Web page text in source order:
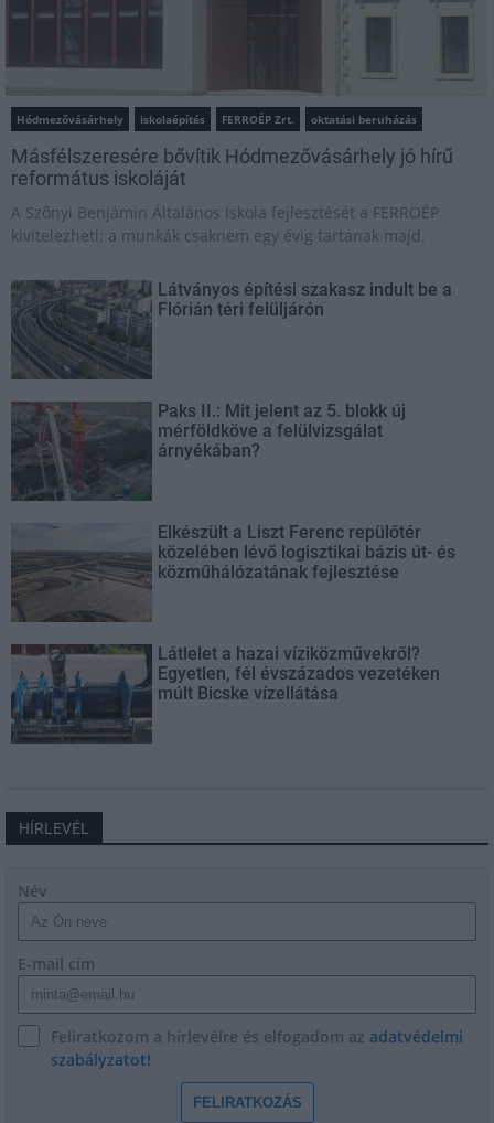
Hódmezővásárhely iskolaépítés FERROÉP Zrt. oktatási beruházás
Másfélszeresére bővítik Hódmezővásárhely jó hírű
református iskoláját
A Szőnyi Benjámin Általános Iskola fejlesztését a FERROÉP
kivitelezheti; a munkák csaknem egy évig tartanak majd.
Látványos építési szakasz indult be a
Flórián téri felüljárón
Paks II.: Mit jelent az 5. blokk új
mérföldköve a felülvizsgálat
árnyékában?
Elkészült a Liszt Ferenc repülőtér
közelében lévő logisztikai bázis út- és
közműhálózatának fejlesztése
Látlelet a hazai víziközművekről?
Egyetlen, fél évszázados vezetéken
múlt Bicske vízellátása
HÍRLEVÉL
Név
E-mail cím
Feliratkozom a hírlevélre és elfogadom az adatvédelmi
szabályzatot!
FELIRATKOZÁS